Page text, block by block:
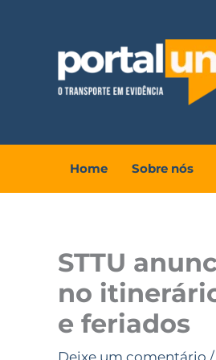
conteúdo
Home Sobre nós
STTU
no
e feriados
Deixe um comentário /